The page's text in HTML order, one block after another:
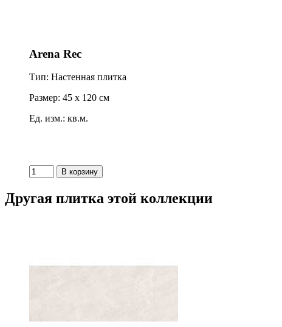
Arena Rec
Тип: Настенная плитка
Размер: 45 x 120 см
Ед. изм.: кв.м.
Другая плитка этой коллекции